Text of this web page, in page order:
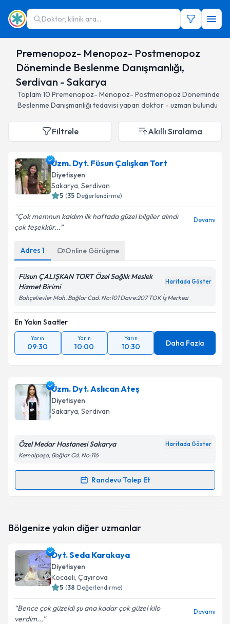
Doktor, klinik ara...
Premenopoz- Menopoz- Postmenopoz
Döneminde Beslenme Danışmanlığı,
Serdivan - Sakarya
Toplam 10 Premenopoz- Menopoz- Postmenopoz Döneminde
Beslenme Danışmanlığı tedavisi yapan doktor - uzman bulundu
Filtrele Akıllı Sıralama
Uzm. Dyt. Füsun Çalışkan Tort
Diyetisyen
Sakarya, Serdivan
5 (35 Değerlendirme)
Çok memnun kaldım ilk haftada güzel bilgiler alındı
çok teşekkür...
Devamı
Adres 1 Online Görüşme
Füsun ÇALIŞKAN TORT Özel Sağlık Meslek
Hizmet Birimi
Haritada Göster
Bahçelievler Mah. Bağlar Cad. No:101 Daire:207 TOK İş Merkezi
En Yakın Saatler
Yarın
09:30
Yarın
10:00
Yarın
10:30 Daha Fazla
Uzm. Dyt. Aslıcan Ateş
Diyetisyen
Sakarya, Serdivan
Özel Medar Hastanesi Sakarya Haritada Göster
Kemalpaşa, Bağlar Cd. No:116
Randevu Talep Et
Randevu Takvimi Talebi
oluşturun. Size bu uzmandan randevu almanız için bir
E-posta Adresiniz
Kişisel verilerimin işlenmesine ilişkin
Aydınlatma
Bölgenize yakın diğer uzmanlar
Dyt. Seda Karakaya
Diyetisyen
Kocaeli, Çayırova
5 (38 Değerlendirme)
Bence çok güzeldi şu ana kadar çok güzel kilo
verdim...
Devamı